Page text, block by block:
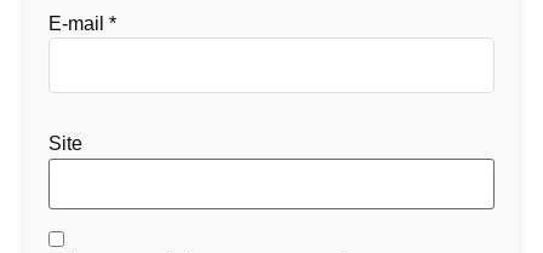
E-mail *
Site